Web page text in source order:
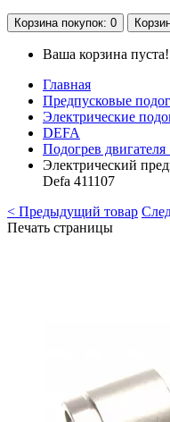
Корзина покупок: 0
Ваша корзина пуста!
Главная
Предпусковые
Электрические
DEFA
Подогрев двигателя
Электрический
Defa 411107
< Предыдущий товар
Печать страницы